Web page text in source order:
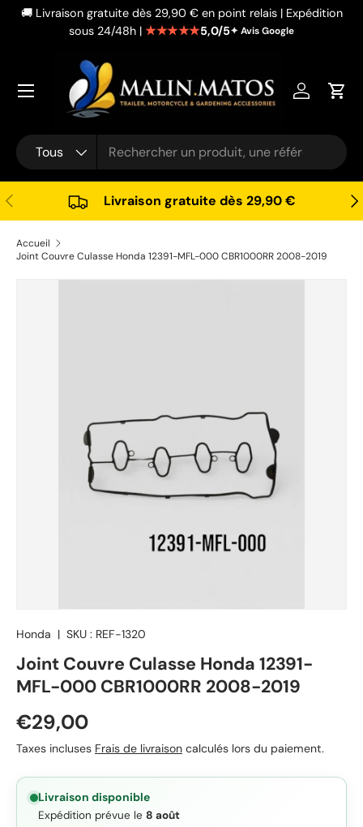
Aller au contenu
🚚 Livraison gratuite dès 29,90 € en point relais | Expédition
sous 24/48h | ★★★★★5,0/5✦ Avis Google
Recherche
Type de produit
Tous
Se
Précédent Livraison gratuite dès 29,90 €
Accueil
Joint Couvre Culasse Honda 12391-MFL-000 CBR1000RR 2008-2019
Honda | SKU : REF-1320
Joint Couvre Culasse Honda 12391-
MFL-000 CBR1000RR 2008-2019
Prix habituel
€29,00
Taxes incluses Frais de livraison calculés lors du paiement.
Livraison disponible
Expédition prévue le 8 août